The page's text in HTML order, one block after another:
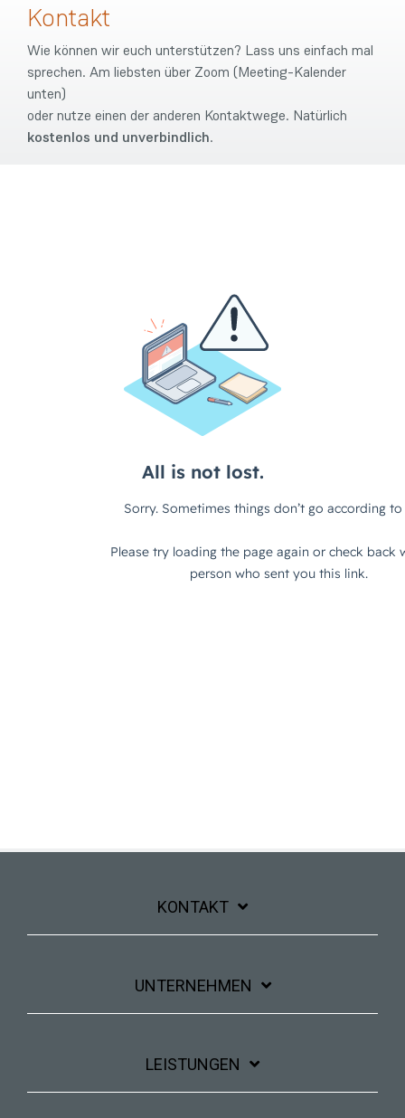
Kontakt
Wie können wir euch unterstützen? Lass uns einfach mal
sprechen. Am liebsten über Zoom (Meeting-Kalender
unten)
oder nutze einen der anderen Kontaktwege. Natürlich
kostenlos und unverbindlich.
KONTAKT
UNTERNEHMEN
LEISTUNGEN